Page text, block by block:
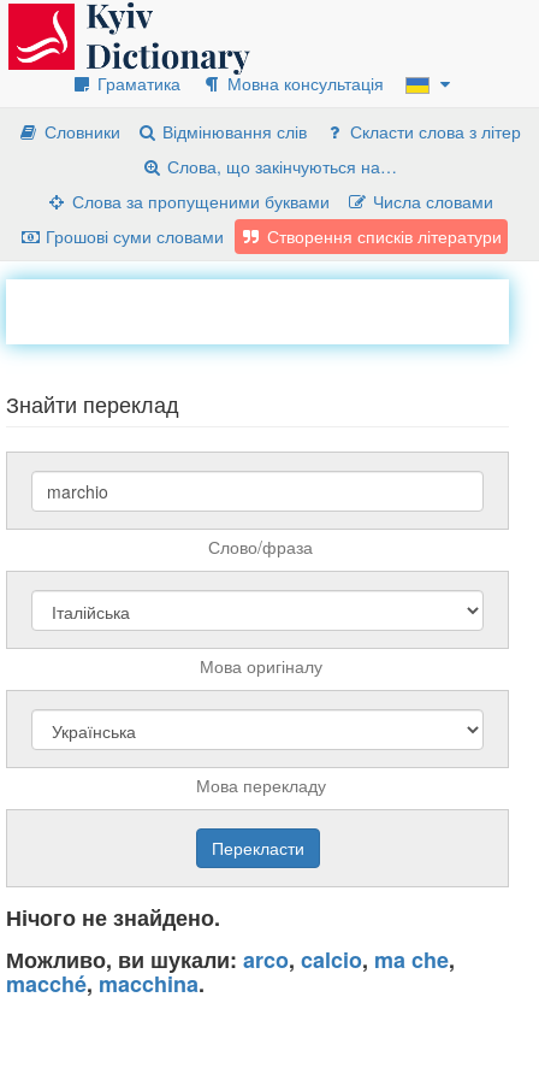
Граматика
Мовна консультація
Словники
Відмінювання слів
Скласти слова з літер
Слова, що закінчуються на…
Слова за пропущеними буквами
Числа словами
Грошові суми словами
Створення списків літератури
Знайти переклад
Слово/фраза
Мова оригіналу
Мова перекладу
Нічого не знайдено.
Можливо, ви шукали: arco, calcio, ma che,
macché, macchina.